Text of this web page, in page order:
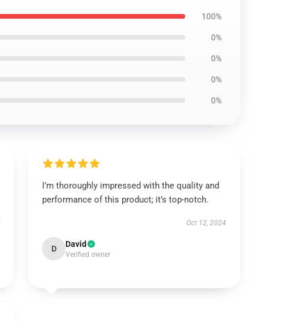
100%
0%
0%
0%
0%
I’m thoroughly impressed with the quality and
performance of this product; it’s top-notch.
Oct 12, 2024
D David
Verified owner